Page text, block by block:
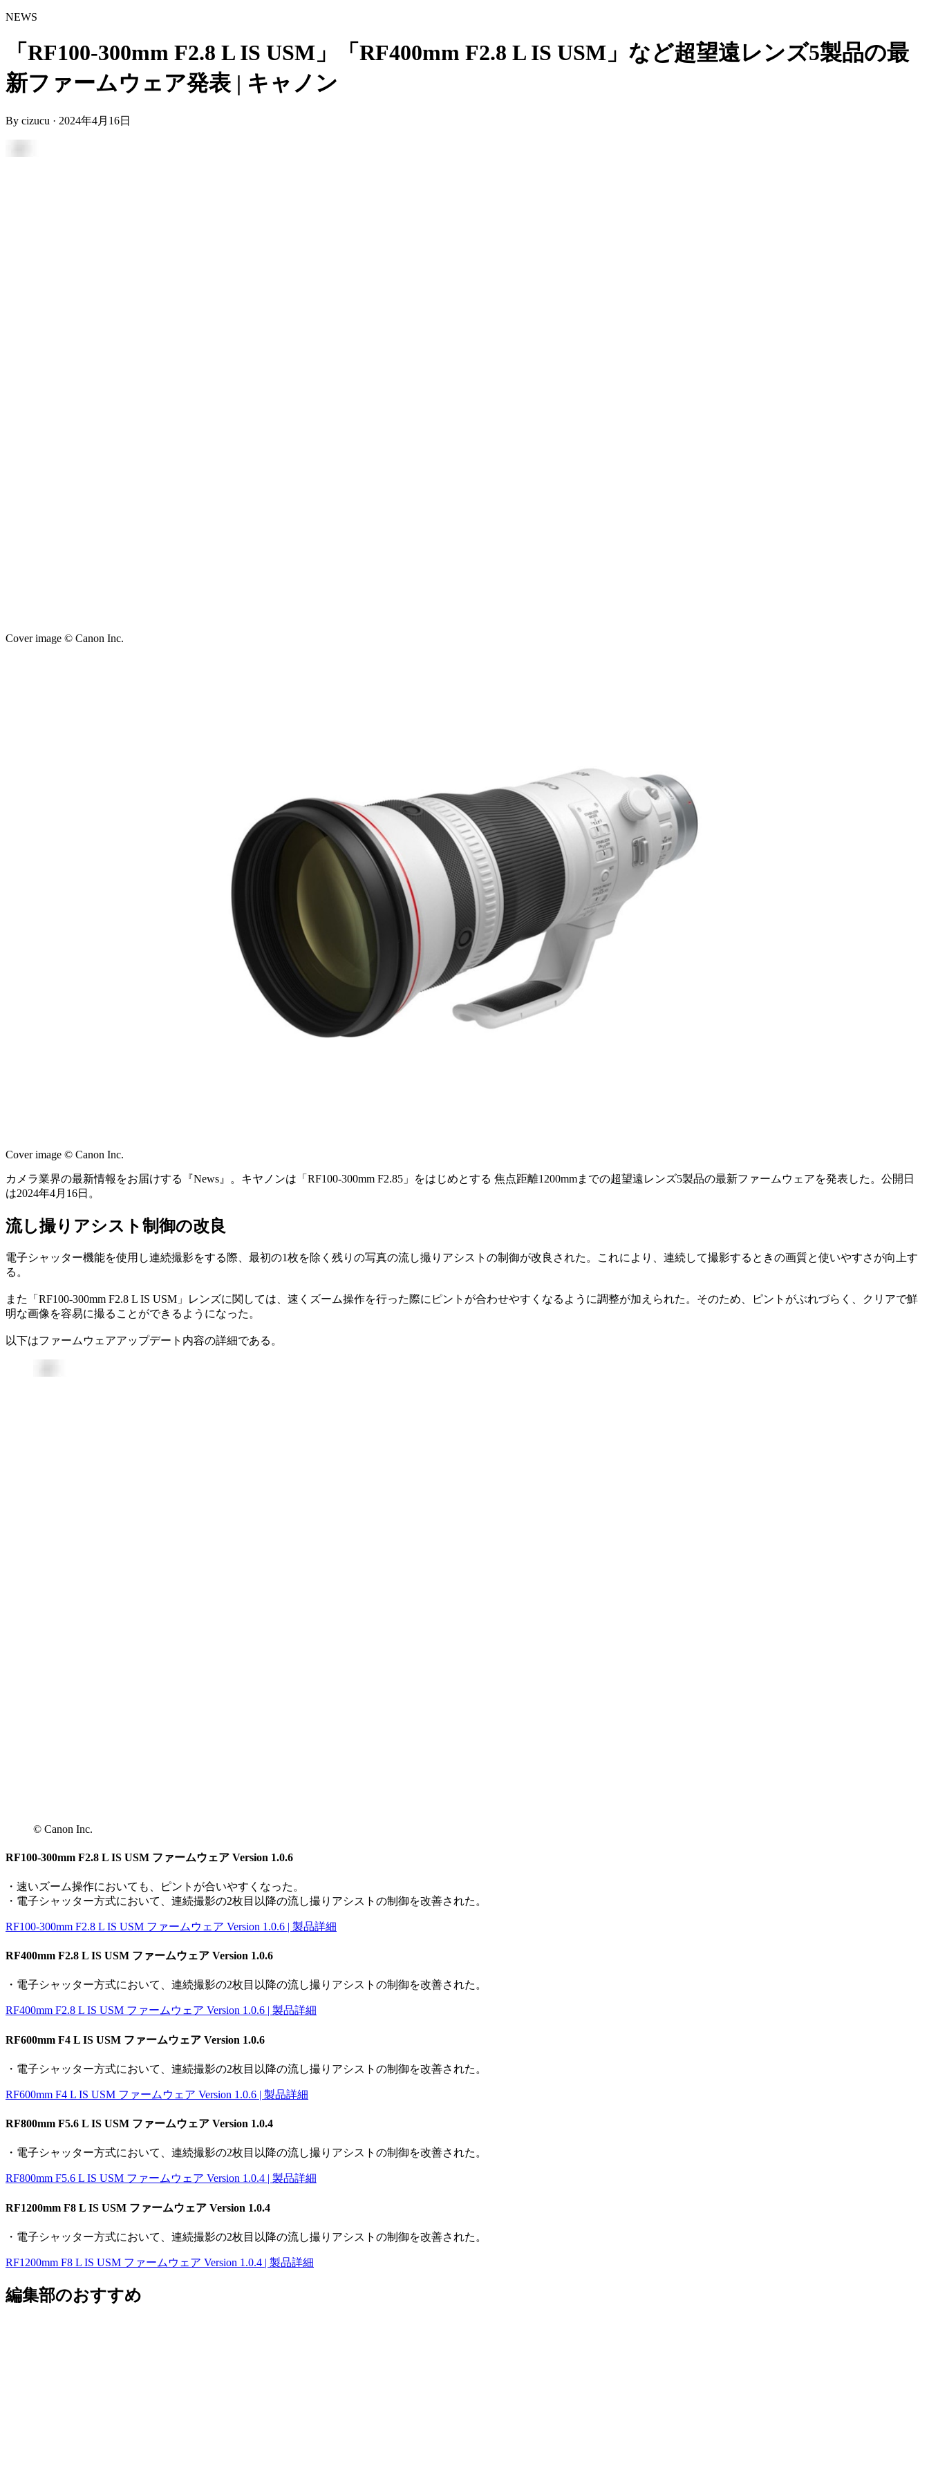
NEWS
「RF100-300mm F2.8 L IS USM」「RF400mm F2.8 L IS USM」など超望遠レンズ5製品の最
新ファームウェア発表 | キャノン
By cizucu · 2024年4月16日
Cover image © Canon Inc.
Cover image © Canon Inc.
カメラ業界の最新情報をお届けする『News』。キヤノンは「RF100-300mm F2.85」をはじめとする 焦点距離1200mmまでの超望遠レンズ5製品の最新ファームウェアを発表した。公開日
は2024年4月16日。
流し撮りアシスト制御の改良
電子シャッター機能を使用し連続撮影をする際、最初の1枚を除く残りの写真の流し撮りアシストの制御が改良された。これにより、連続して撮影するときの画質と使いやすさが向上す
る。
また「RF100-300mm F2.8 L IS USM」レンズに関しては、速くズーム操作を行った際にピントが合わせやすくなるように調整が加えられた。そのため、ピントがぶれづらく、クリアで鮮
明な画像を容易に撮ることができるようになった。
以下はファームウェアアップデート内容の詳細である。
© Canon Inc.
RF100-300mm F2.8 L IS USM ファームウェア Version 1.0.6
・速いズーム操作においても、ピントが合いやすくなった。
・電子シャッター方式において、連続撮影の2枚目以降の流し撮りアシストの制御を改善された。
RF100-300mm F2.8 L IS USM ファームウェア Version 1.0.6 | 製品詳細
RF400mm F2.8 L IS USM ファームウェア Version 1.0.6
・電子シャッター方式において、連続撮影の2枚目以降の流し撮りアシストの制御を改善された。
RF400mm F2.8 L IS USM ファームウェア Version 1.0.6 | 製品詳細
RF600mm F4 L IS USM ファームウェア Version 1.0.6
・電子シャッター方式において、連続撮影の2枚目以降の流し撮りアシストの制御を改善された。
RF600mm F4 L IS USM ファームウェア Version 1.0.6 | 製品詳細
RF800mm F5.6 L IS USM ファームウェア Version 1.0.4
・電子シャッター方式において、連続撮影の2枚目以降の流し撮りアシストの制御を改善された。
RF800mm F5.6 L IS USM ファームウェア Version 1.0.4 | 製品詳細
RF1200mm F8 L IS USM ファームウェア Version 1.0.4
・電子シャッター方式において、連続撮影の2枚目以降の流し撮りアシストの制御を改善された。
RF1200mm F8 L IS USM ファームウェア Version 1.0.4 | 製品詳細
編集部のおすすめ